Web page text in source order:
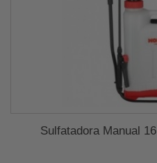
Sulfatadora Manual